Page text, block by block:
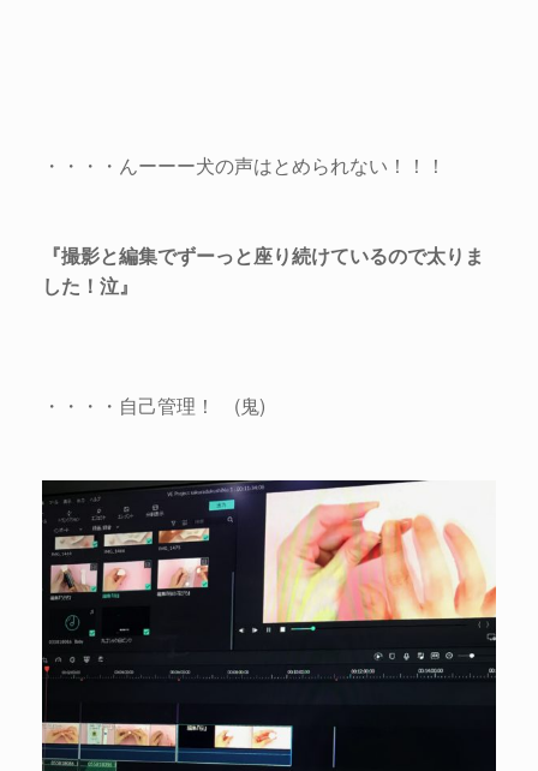
・・・・んーーー犬の声はとめられない！！！
『撮影と編集でずーっと座り続けているので太りま
した！泣』
・・・・自己管理！ (鬼)